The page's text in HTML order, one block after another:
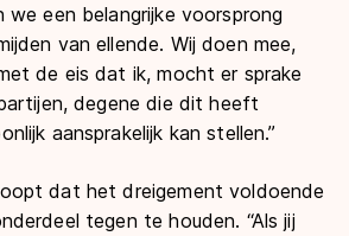
we een belangrijke voorsprong
van ellende. Wij doen mee,
de eis dat ik, mocht er sprake
degene die dit heeft
aansprakelijk kan stellen.”
dat het dreigement voldoende
tegen te houden. “Als jij